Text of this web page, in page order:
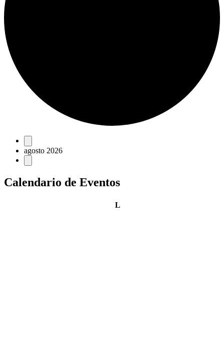
Eventos
agosto 2026
Calendario de Eventos
Llunes